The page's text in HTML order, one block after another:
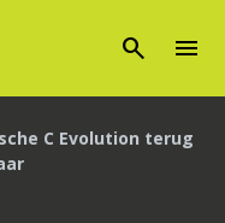
search menu
C Evolution terug